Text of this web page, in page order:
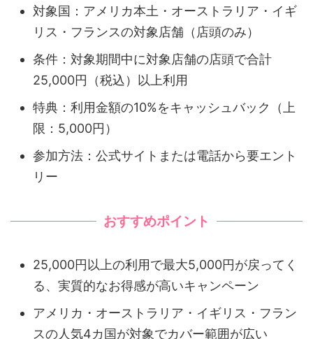
対象国：アメリカ本土・オーストラリア・イギ
リス・フランスの対象店舗（店頭のみ）
条件：対象期間中に対象店舗の店頭で合計
25,000円（税込）以上利用
特典：利用金額の10%をキャッシュバック（上
限：5,000円）
参加方法：公式サイトまたは電話から要エント
リー
おすすめポイント
25,000円以上の利用で最大5,000円が戻ってく
る、実質的なお得感が高いキャンペーン
アメリカ・オーストラリア・イギリス・フラン
スの人気4カ国が対象でカバー範囲が広い